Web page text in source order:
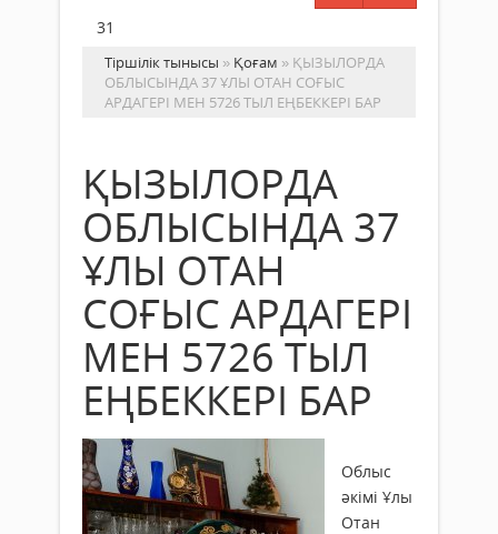
31
Тіршілік тынысы » Қоғам » ҚЫЗЫЛОРДА
ОБЛЫСЫНДА 37 ҰЛЫ ОТАН СОҒЫС
АРДАГЕРІ МЕН 5726 ТЫЛ ЕҢБЕККЕРІ БАР
ҚЫЗЫЛОРДА
ОБЛЫСЫНДА 37
ҰЛЫ ОТАН
СОҒЫС АРДАГЕРІ
МЕН 5726 ТЫЛ
ЕҢБЕККЕРІ БАР
Облыс
әкімі Ұлы
Отан